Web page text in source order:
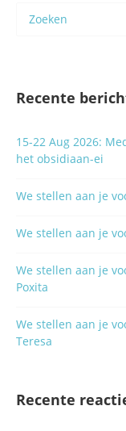
Recente
15-22 Aug 2026:
het obsidiaan-ei
We stellen aan je
We stellen aan je
We stellen aan je
Poxita
We stellen aan je
Teresa
Recente